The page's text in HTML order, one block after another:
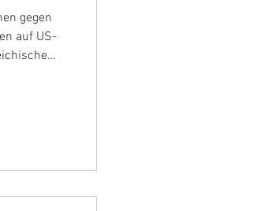
gegen
auf US-